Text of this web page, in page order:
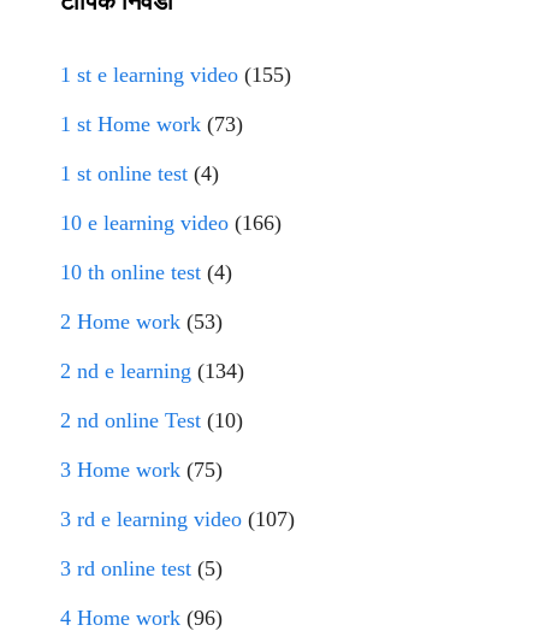
1 st e learning video (155)
1 st Home work (73)
1 st online test (4)
10 e learning video (166)
10 th online test (4)
2 Home work (53)
2 nd e learning (134)
2 nd online Test (10)
3 Home work (75)
3 rd e learning video (107)
3 rd online test (5)
4 Home work (96)